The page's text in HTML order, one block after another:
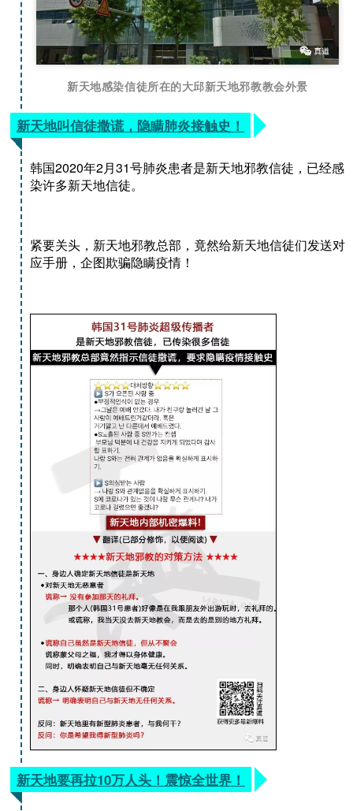
新天地感染信徒所在的大邱新天地邪教教会外景
新天地叫信徒撒谎，隐瞒肺炎接触史！
韩国2020年2月31号肺炎患者是新天地邪教信徒，已经感
染许多新天地信徒。
紧要关头，新天地邪教总部，竟然给新天地信徒们发送对
应手册，企图欺骗隐瞒疫情！
新天地要再拉10万人头！震惊全世界！